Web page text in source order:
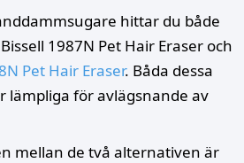
hittar du både
1987N Pet Hair Eraser och
Pet Hair Eraser. Båda dessa
lämpliga för avlägsnande av
mellan de två alternativen är